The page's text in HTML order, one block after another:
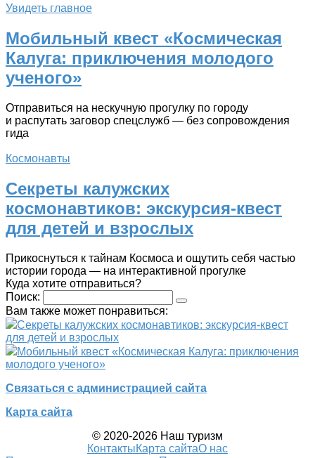
Увидеть главное
Мобильный квест «Космическая
Калуга: приключения молодого
ученого»
Отправиться на нескучную прогулку по городу
и распутать заговор спецслужб — без сопровождения
гида
Космонавты
Секреты калужских
космонавтиков: экскурсия-квест
для детей и взрослых
Прикоснуться к тайнам Космоса и ощутить себя частью
истории города — на интерактивной прогулке
Куда хотите отправиться?
Поиск:
Вам также может понравиться:
Секреты калужских космонавтиков: экскурсия-квест
для детей и взрослых
Мобильный квест «Космическая Калуга: приключения
молодого ученого»
Связаться с администрацией сайта
Карта сайта
© 2020-2026 Наш туризм
КонтактыКарта сайтаО нас